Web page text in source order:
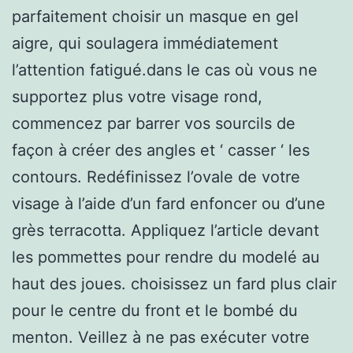
parfaitement choisir un masque en gel
aigre, qui soulagera immédiatement
l’attention fatigué.dans le cas où vous ne
supportez plus votre visage rond,
commencez par barrer vos sourcils de
façon à créer des angles et ‘ casser ‘ les
contours. Redéfinissez l’ovale de votre
visage à l’aide d’un fard enfoncer ou d’une
grès terracotta. Appliquez l’article devant
les pommettes pour rendre du modelé au
haut des joues. choisissez un fard plus clair
pour le centre du front et le bombé du
menton. Veillez à ne pas exécuter votre